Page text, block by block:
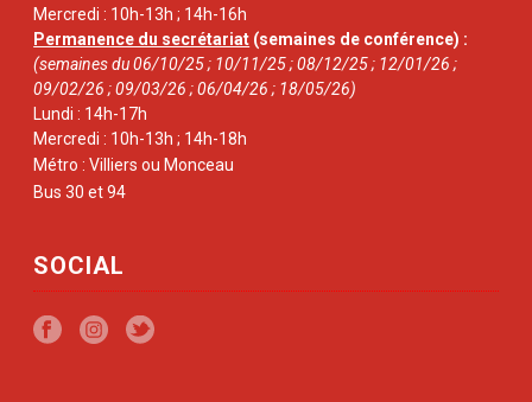
Mercredi : 10h-13h ; 14h-16h
Permanence du secrétariat (semaines de conférence) :
(semaines du 06/10/25 ; 10/11/25 ; 08/12/25 ; 12/01/26 ;
09/02/26 ; 09/03/26 ; 06/04/26 ; 18/05/26)
Lundi : 14h-17h
Mercredi : 10h-13h ; 14h-18h
Métro : Villiers ou Monceau
Bus 30 et 94
SOCIAL